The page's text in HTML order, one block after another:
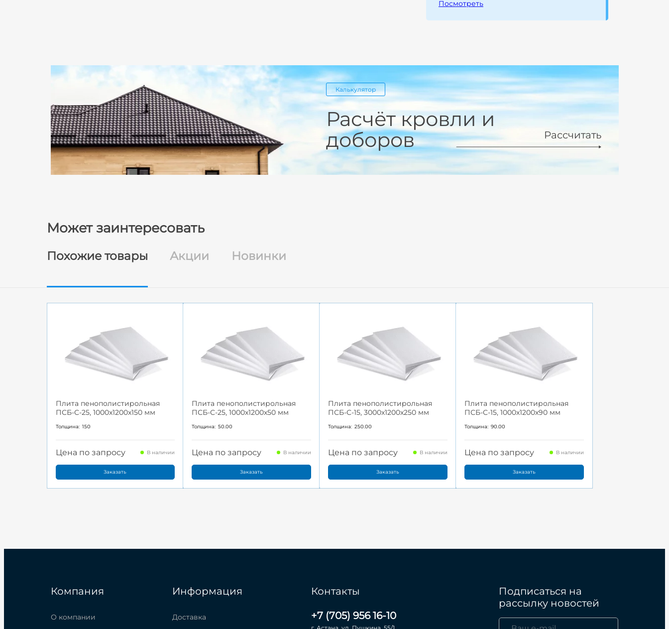
Посмотреть
Калькулятор
Расчёт кровли и
доборов
Рассчитать
Может заинтересовать
Похожие товары Акции Новинки
Плита пенополистирольная
ПСБ-С-25, 1000x1200x150 мм
Толщина: 150
Цена по запросу В наличии
Заказать
Плита пенополистирольная
ПСБ-С-25, 1000x1200x50 мм
Толщина: 50.00
Цена по запросу В наличии
Заказать
Плита пенополистирольная
ПСБ-С-15, 3000x1200x250 мм
Толщина: 250.00
Цена по запросу В наличии
Заказать
Плита пенополистирольная
ПСБ-С-15, 1000x1200x90 мм
Толщина: 90.00
Цена по запросу В наличии
Заказать
Компания
О компании
Информация
Доставка
Контакты
+7 (705) 956 16-10
Подписаться на
рассылку новостей